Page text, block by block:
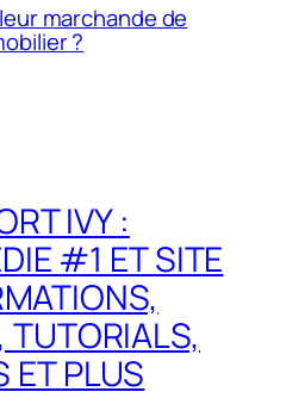
marchande de
?
IVY :
#1 ET SITE
TUTORIALS,
ET PLUS